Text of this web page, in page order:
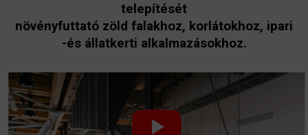
telepítését
növényfuttató zöld falakhoz, korlátokhoz, ipari
-és állatkerti alkalmazásokhoz.